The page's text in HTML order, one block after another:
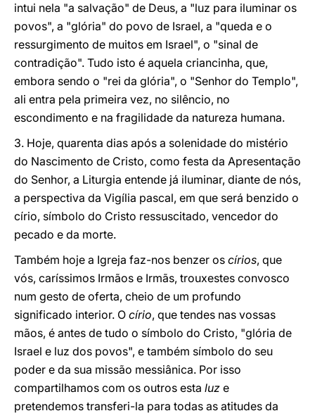
intui nela "a salvação" de Deus, a "luz para iluminar os
povos", a "glória" do povo de Israel, a "queda e o
ressurgimento de muitos em Israel", o "sinal de
contradição". Tudo isto é aquela criancinha, que,
embora sendo o "rei da glória", o "Senhor do Templo",
ali entra pela primeira vez, no silêncio, no
escondimento e na fragilidade da natureza humana.
3. Hoje, quarenta dias após a solenidade do mistério
do Nascimento de Cristo, como festa da Apresentação
do Senhor, a Liturgia entende já iluminar, diante de nós,
a perspectiva da Vigília pascal, em que será benzido o
círio, símbolo do Cristo ressuscitado, vencedor do
pecado e da morte.
Também hoje a Igreja faz-nos benzer os círios, que
vós, caríssimos Irmãos e Irmãs, trouxestes convosco
num gesto de oferta, cheio de um profundo
significado interior. O círio, que tendes nas vossas
mãos, é antes de tudo o símbolo do Cristo, "glória de
Israel e luz dos povos", e também símbolo do seu
poder e da sua missão messiânica. Por isso
compartilhamos com os outros esta luz e
pretendemos transferi-la para todas as atitudes da